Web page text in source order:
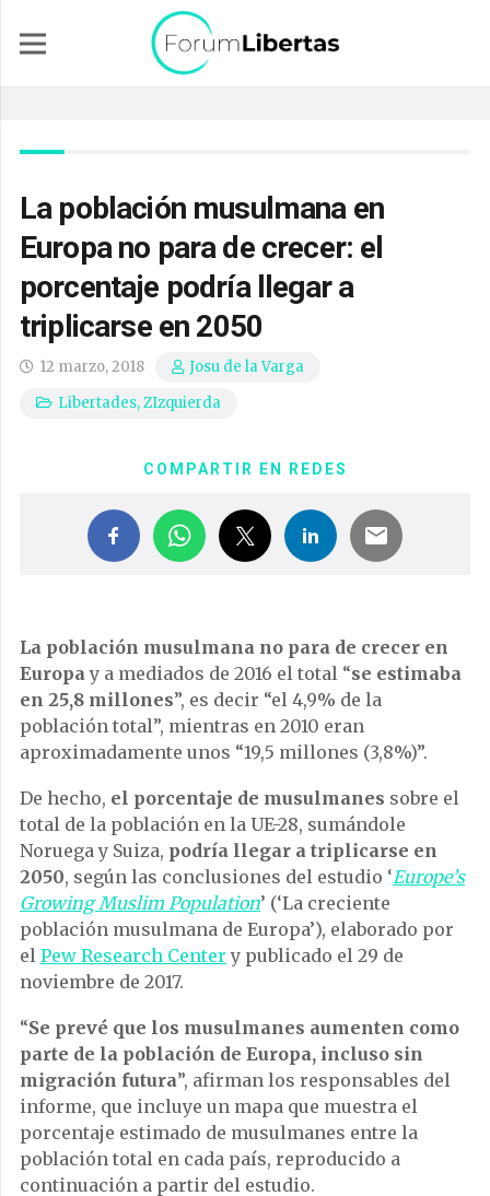
La población musulmana en
Europa no para de crecer: el
porcentaje podría llegar a
triplicarse en 2050
12 marzo, 2018
Josu de la Varga
Libertades,ZIzquierda
COMPARTIR EN REDES
La población musulmana no para de crecer en
Europay a mediados de 2016 el total “se estimaba
en 25,8 millones”, es decir “el 4,9% de la
población total”, mientras en 2010 eran
aproximadamente unos “19,5 millones (3,8%)”.
De hecho, el porcentaje de musulmanes sobre el
total de la población en la UE-28, sumándole
Noruega y Suiza, podría llegar a triplicarse en
2050, según las conclusiones del estudio ‘Europe’s
Growing Muslim Population’ (‘La creciente
población musulmana de Europa’), elaborado por
el Pew Research Center y publicado el 29 de
noviembre de 2017.
“Se prevé que los musulmanes aumenten como
parte de la población de Europa, incluso sin
migración futura”, afirman los responsables del
informe, que incluye un mapa que muestra el
porcentaje estimado de musulmanes entre la
población total en cada país, reproducido a
continuación a partir del estudio.